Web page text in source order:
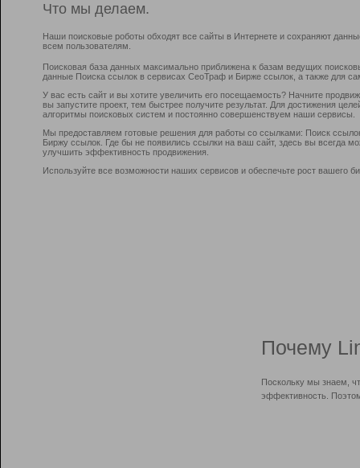
Что мы делаем.
Наши поисковые роботы обходят все сайты в Интернете и сохраняют
всем пользователям.
Поисковая база данных максимально приближена к базам ведущих
данные Поиска ссылок в сервисах СеоТраф и Бирже ссылок, а также для
У вас есть сайт и вы хотите увеличить его посещаемость? Начните
вы запустите проект, тем быстрее получите результат. Для достижения
алгоритмы поисковых систем и постоянно совершенствуем наши сервисы.
Мы предоставляем готовые решения для работы со ссылками: Поиск
Биржу ссылок. Где бы не появились ссылки на ваш сайт, здесь вы всегда
улучшить эффективность продвижения.
Используйте все возможности наших сервисов и обеспечьте рост вашего
Почему
Поскольку мы знаем,
эффективность.